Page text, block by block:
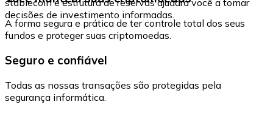
stablecoin e estrutura de reservas ajudará você a tomar
decisões de investimento informadas.
A forma segura e prática de ter controle total dos seus
fundos e proteger suas criptomoedas.
Seguro e confiável
Todas as nossas transações são protegidas pela
segurança informática.